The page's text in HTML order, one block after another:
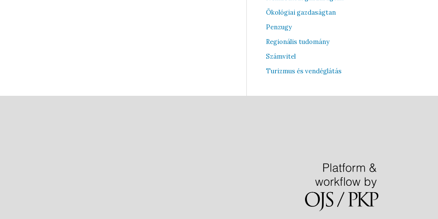
Ökológiai gazdaságtan
Penzugy
Regionális tudomány
Számvitel
Turizmus és vendéglátás